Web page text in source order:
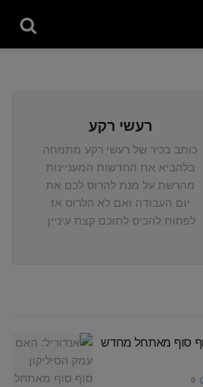
רעשי רקע
כותב בכיר של רעשי רקע מתמחה
בלהביא את החדשות המעניינות
מהרשת על מנת להרוס לכם את
יום העבודה ואם לא הלרוס אז
לפחות להכיס לתוכם קצת עיניין.
סוף מאתחל מחדש